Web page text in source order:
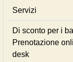
Servizi
Di sconto per i
Prenotazione
desk